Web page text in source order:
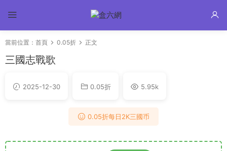
當前位置： 首頁 0.05折 正文
三國志戰歌
2025-12-30 0.05折 5.95k
0.05折每日2K三國币